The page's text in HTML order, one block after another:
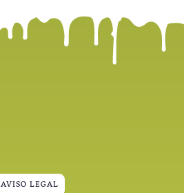
AVISO LEGAL